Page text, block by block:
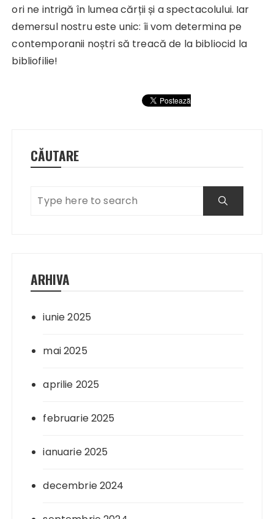
ori ne intrigă în lumea cărții și a spectacolului. Iar
demersul nostru este unic: îi vom determina pe
contemporanii noștri să treacă de la bibliocid la
bibliofilie!
CĂUTARE
ARHIVA
iunie 2025
mai 2025
aprilie 2025
februarie 2025
ianuarie 2025
decembrie 2024